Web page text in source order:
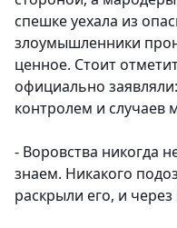
спешке уехала из
злоумышленники
ценное. Стоит
официально
контролем и случаев
- Воровства никогда
знаем. Никакого
раскрыли его, и